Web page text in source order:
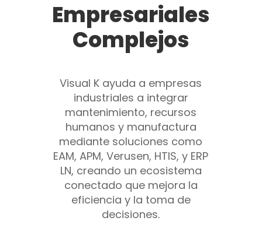
Empresariales
Complejos
Visual K ayuda a empresas
industriales a integrar
mantenimiento, recursos
humanos y manufactura
mediante soluciones como
EAM, APM, Verusen, HTIS, y ERP
LN, creando un ecosistema
conectado que mejora la
eficiencia y la toma de
decisiones.